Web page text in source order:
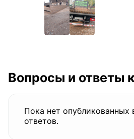
Вопросы и ответы
Пока нет опубликованных
ответов.